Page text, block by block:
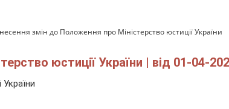
змін до Положення про Міністерство юстиції України
юстиції України | від 01-04-